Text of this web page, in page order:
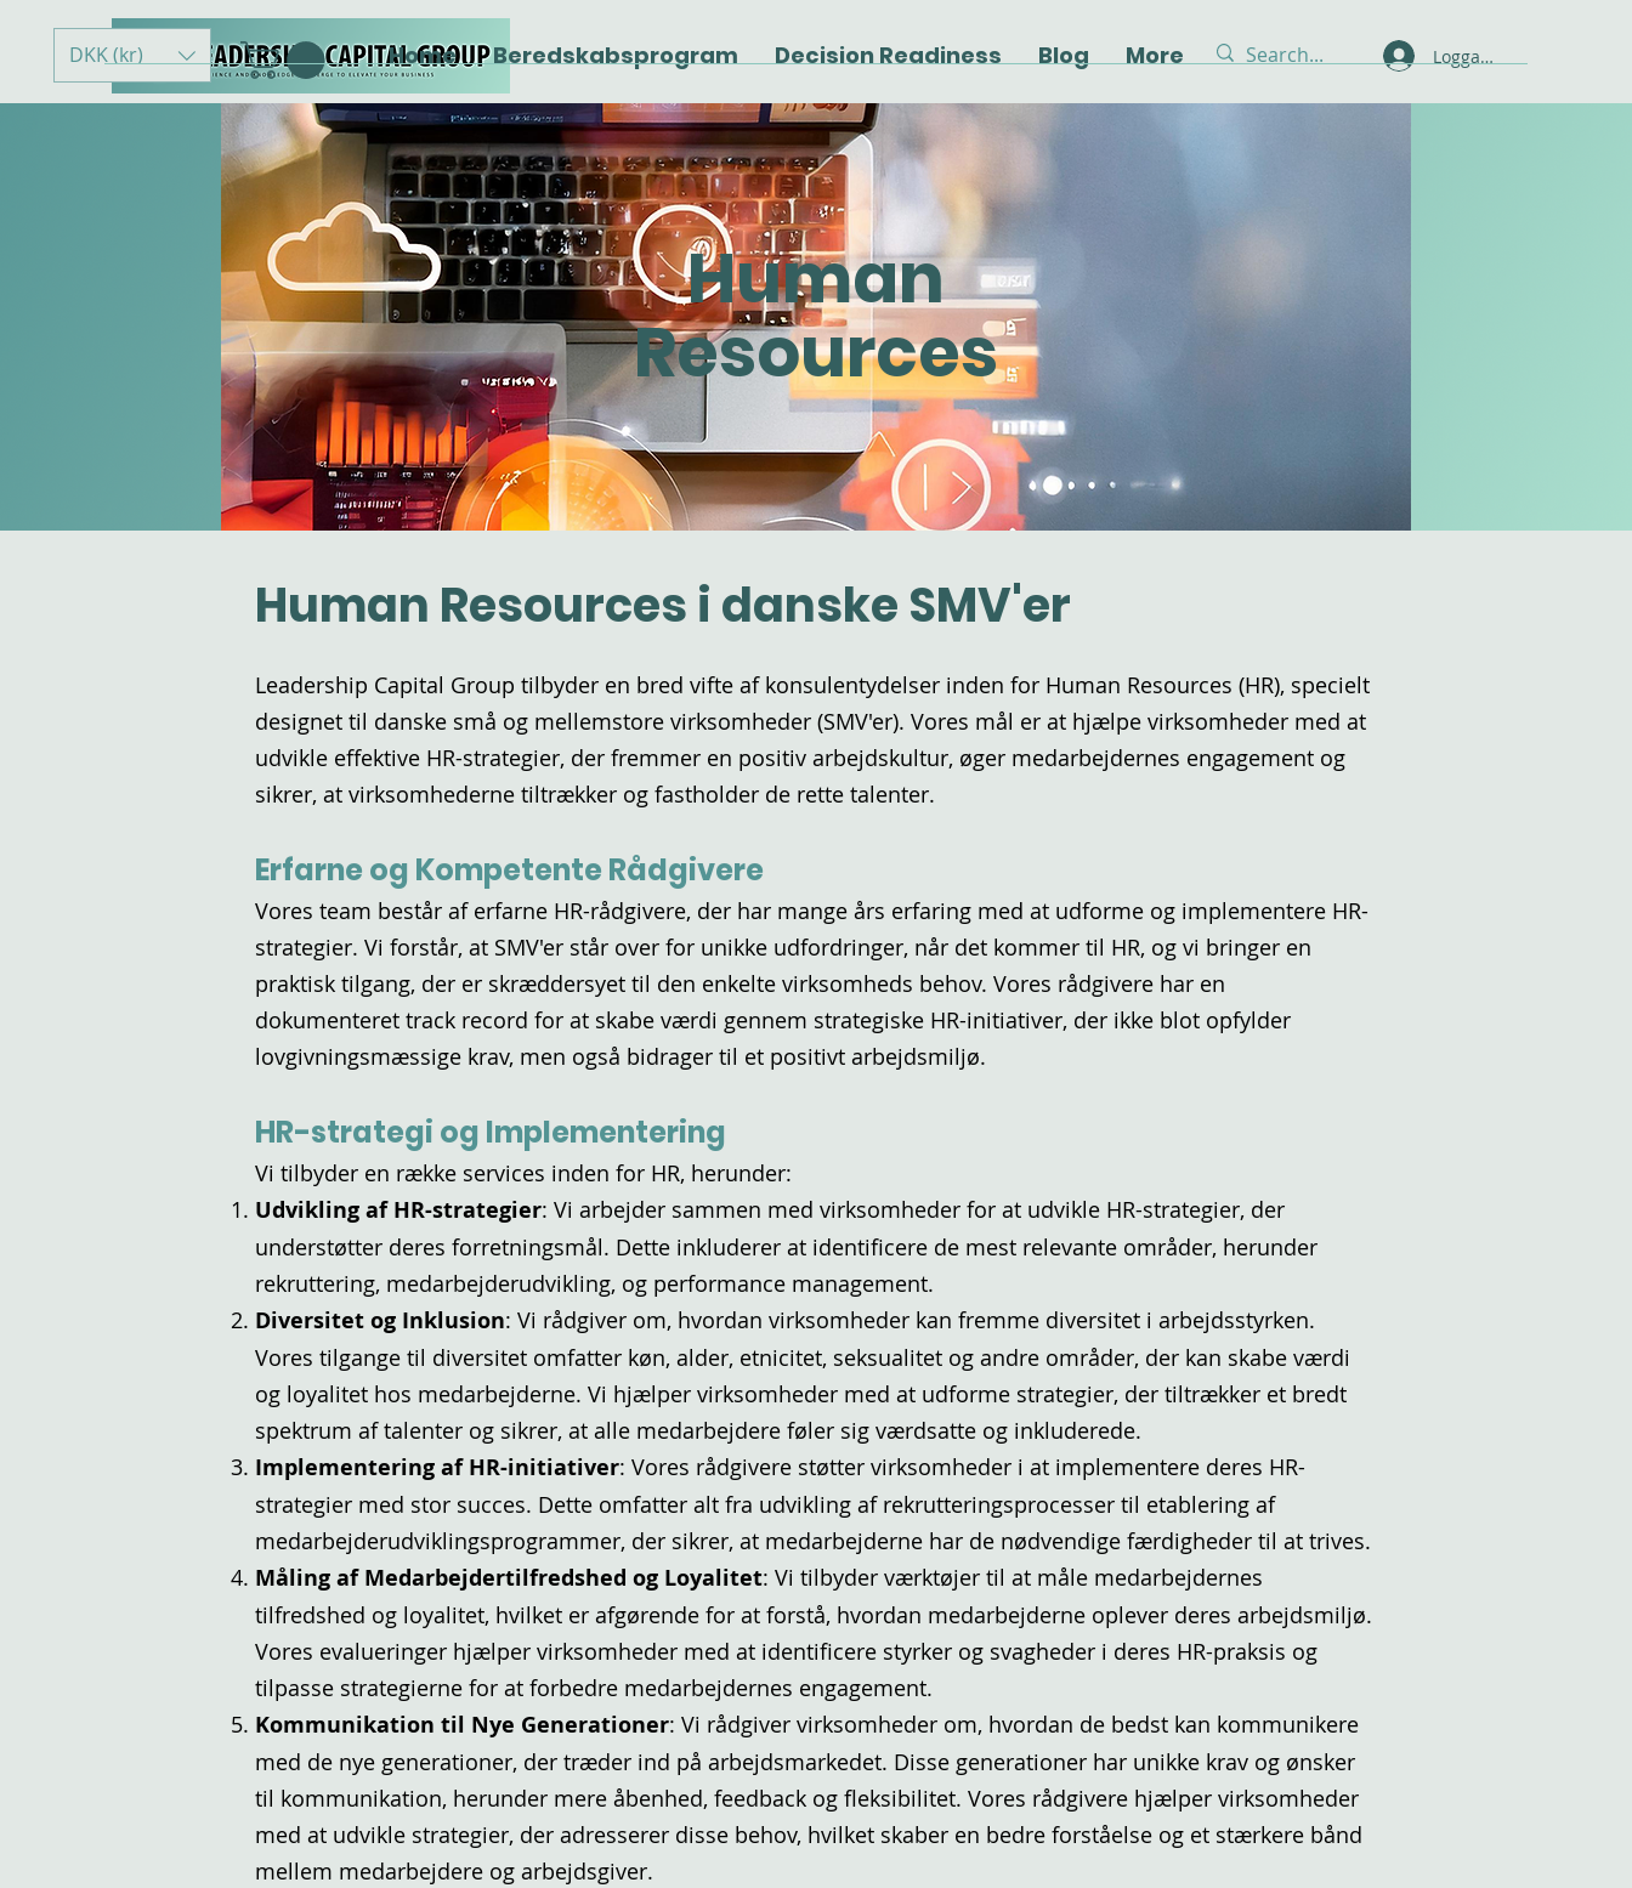
DKK (kr) Home Beredskabsprogram Decision Readiness Blog More Logga in
Human
Resources
Human Resources i danske SMV'er
Leadership Capital Group tilbyder en bred vifte af konsulentydelser inden for Human Resources (HR), specielt
designet til danske små og mellemstore virksomheder (SMV'er). Vores mål er at hjælpe virksomheder med at
udvikle effektive HR-strategier, der fremmer en positiv arbejdskultur, øger medarbejdernes engagement og
sikrer, at virksomhederne tiltrækker og fastholder de rette talenter.
Erfarne og Kompetente Rådgivere
Vores team består af erfarne HR-rådgivere, der har mange års erfaring med at udforme og implementere HR-
strategier. Vi forstår, at SMV'er står over for unikke udfordringer, når det kommer til HR, og vi bringer en
praktisk tilgang, der er skræddersyet til den enkelte virksomheds behov. Vores rådgivere har en
dokumenteret track record for at skabe værdi gennem strategiske HR-initiativer, der ikke blot opfylder
lovgivningsmæssige krav, men også bidrager til et positivt arbejdsmiljø.
HR-strategi og Implementering
Vi tilbyder en række services inden for HR, herunder:
Udvikling af HR-strategier: Vi arbejder sammen med virksomheder for at udvikle HR-strategier, der
understøtter deres forretningsmål. Dette inkluderer at identificere de mest relevante områder, herunder
rekruttering, medarbejderudvikling, og performance management.
Diversitet og Inklusion: Vi rådgiver om, hvordan virksomheder kan fremme diversitet i arbejdsstyrken.
Vores tilgange til diversitet omfatter køn, alder, etnicitet, seksualitet og andre områder, der kan skabe værdi
og loyalitet hos medarbejderne. Vi hjælper virksomheder med at udforme strategier, der tiltrækker et bredt
spektrum af talenter og sikrer, at alle medarbejdere føler sig værdsatte og inkluderede.
Implementering af HR-initiativer: Vores rådgivere støtter virksomheder i at implementere deres HR-
strategier med stor succes. Dette omfatter alt fra udvikling af rekrutteringsprocesser til etablering af
medarbejderudviklingsprogrammer, der sikrer, at medarbejderne har de nødvendige færdigheder til at trives.
Måling af Medarbejdertilfredshed og Loyalitet: Vi tilbyder værktøjer til at måle medarbejdernes
tilfredshed og loyalitet, hvilket er afgørende for at forstå, hvordan medarbejderne oplever deres arbejdsmiljø.
Vores evalueringer hjælper virksomheder med at identificere styrker og svagheder i deres HR-praksis og
tilpasse strategierne for at forbedre medarbejdernes engagement.
Kommunikation til Nye Generationer: Vi rådgiver virksomheder om, hvordan de bedst kan kommunikere
med de nye generationer, der træder ind på arbejdsmarkedet. Disse generationer har unikke krav og ønsker
til kommunikation, herunder mere åbenhed, feedback og fleksibilitet. Vores rådgivere hjælper virksomheder
med at udvikle strategier, der adresserer disse behov, hvilket skaber en bedre forståelse og et stærkere bånd
mellem medarbejdere og arbejdsgiver.